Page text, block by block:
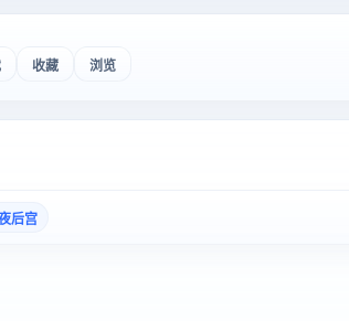
收藏 浏览
后宫